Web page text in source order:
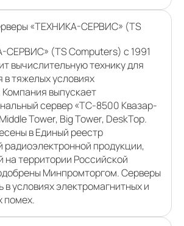
«ТЕХНИКА-СЕРВИС» (TS
(TS Computers) с 1991
вычислительную технику для
в тяжелых условиях
выпускает
сервер «ТС-8500 Квазар-
Tower, Big Tower, DeskTop.
в Единый реестр
продукции,
на территории Российской
Минпромторгом. Серверы
в условиях электромагнитных и
помех.